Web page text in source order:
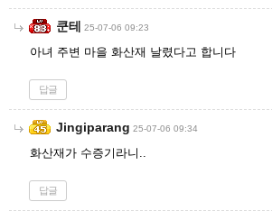
쿤테 25-07-06 09:23
아녀 주변 마을 화산재 날렸다고 합니다
답글
Jingiparang 25-07-06 09:34
화산재가 수증기라니..
답글